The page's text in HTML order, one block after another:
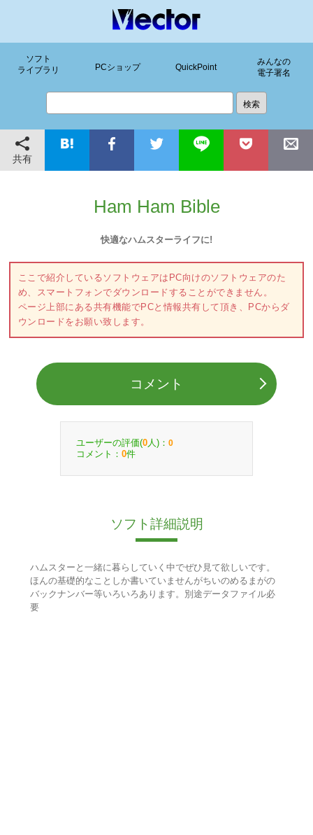
ソフト
ライブラリ
PCショップ QuickPoint
みんなの
電子署名
共有
Ham Ham Bible
快適なハムスターライフに!
ここで紹介しているソフトウェアはPC向けのソフトウェアのた
め、スマートフォンでダウンロードすることができません。
ページ上部にある共有機能でPCと情報共有して頂き、PCからダ
ウンロードをお願い致します。
コメント
ユーザーの評価(0 人)： 0
コメント： 0件
ソフト詳細説明
ハムスターと一緒に暮らしていく中でぜひ見て欲しいです。
ほんの基礎的なことしか書いていませんがちいのめるまがの
バックナンバー等いろいろあります。別途データファイル必
要